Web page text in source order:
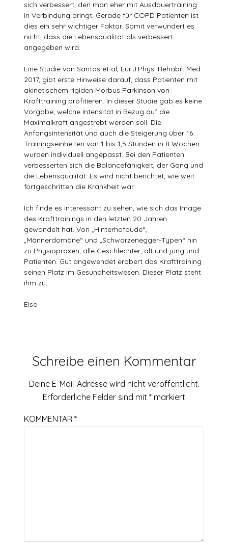
sich verbessert, den man eher mit Ausdauertraining
in Verbindung bringt. Gerade für COPD Patienten ist
dies ein sehr wichtiger Faktor. Somit verwundert es
nicht, dass die Lebensqualität als verbessert
angegeben wird.
Eine Studie von Santos et al, Eur.J.Phys. Rehabil. Med
2017, gibt erste Hinweise darauf, dass Patienten mit
akinetischem rigiden Morbus Parkinson von
Krafttraining profitieren. In dieser Studie gab es keine
Vorgabe, welche Intensität in Bezug auf die
Maximalkraft angestrebt werden soll. Die
Anfangsintensität und auch die Steigerung über 16
Trainingseinheiten von 1 bis 1,5 Stunden in 8 Wochen
wurden individuell angepasst. Bei den Patienten
verbesserten sich die Balancefähigkeit, der Gang und
die Lebensqualität. Es wird nicht berichtet, wie weit
fortgeschritten die Krankheit war.
Ich finde es interessant zu sehen, wie sich das Image
des Krafttrainings in den letzten 20 Jahren
gewandelt hat. Von „Hinterhofbude“,
„Männerdomäne“ und „Schwarzenegger-Typen“ hin
zu Physiopraxen, alle Geschlechter, alt und jung und
Patienten. Gut angewendet erobert das Krafttraining
seinen Platz im Gesundheitswesen. Dieser Platz steht
ihm zu.
Else
Schreibe einen Kommentar
Deine E-Mail-Adresse wird nicht veröffentlicht.
Erforderliche Felder sind mit * markiert
KOMMENTAR*